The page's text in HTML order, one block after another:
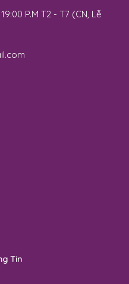
P.M T2 - T7 (CN, Lễ
Tin